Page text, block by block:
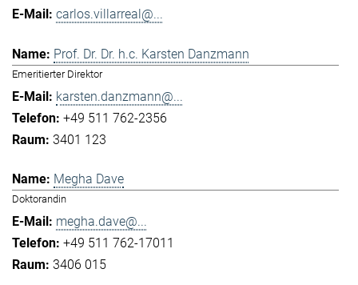
carlos.villarreal@...
Prof. Dr. Dr. h.c. Karsten Danzmann
Emeritierter Direktor
karsten.danzmann@...
+49 511 762-2356
3401 123
Megha Dave
Doktorandin
megha.dave@...
+49 511 762-17011
3406 015